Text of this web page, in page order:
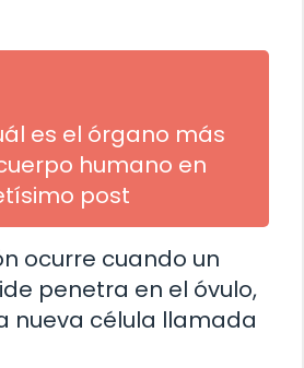
es el órgano más
humano en
post
ocurre cuando un
penetra en el óvulo,
nueva célula llamada